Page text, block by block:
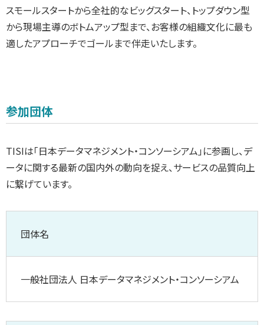
スモールスタートから全社的なビッグスタート、トップダウン型
から現場主導のボトムアップ型まで、お客様の組織文化に最も
適したアプローチでゴールまで伴走いたします。
参加団体
TISIは「日本データマネジメント・コンソーシアム」に参画し、デ
ータに関する最新の国内外の動向を捉え、サービスの品質向上
に繋げています。
団体名
一般社団法人 日本データマネジメント・コンソーシアム